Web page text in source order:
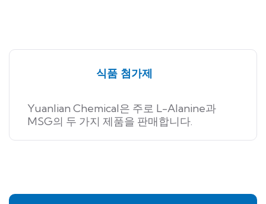
식품 첨가제
Yuanlian Chemical은 주로 L-Alanine과
MSG의 두 가지 제품을 판매합니다.